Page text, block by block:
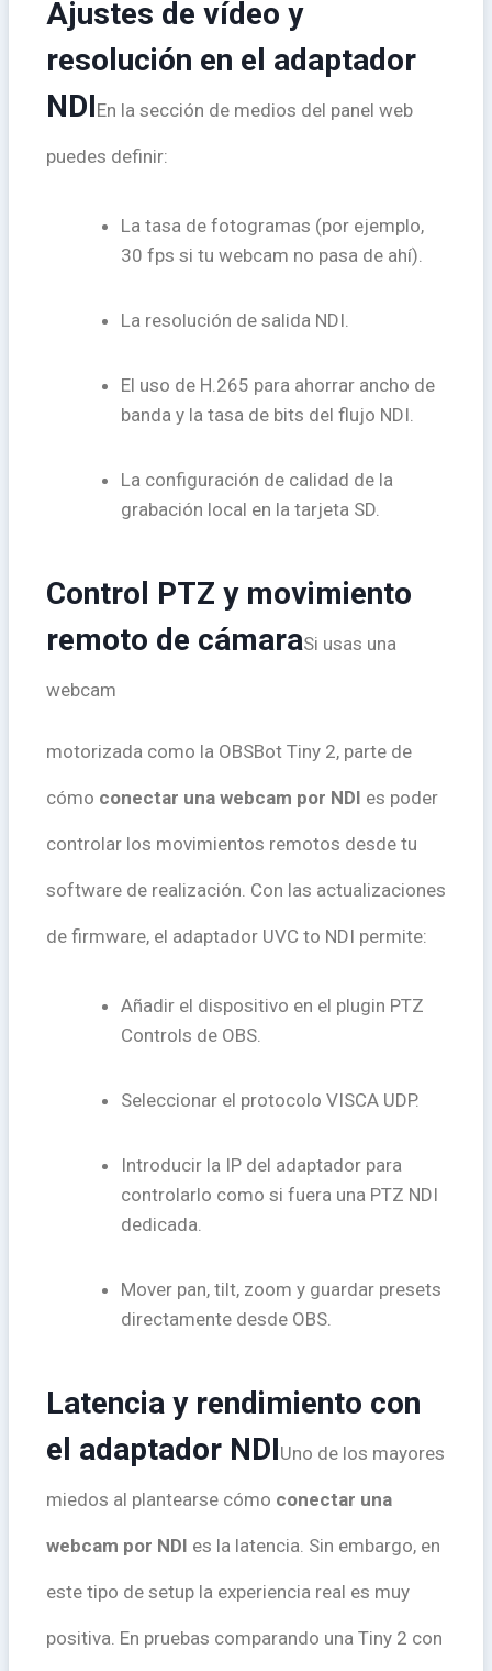
Ajustes de vídeo y
resolución en el adaptador
NDIEn la sección de medios del panel web
puedes definir:
La tasa de fotogramas (por ejemplo,
30 fps si tu webcam no pasa de ahí).
La resolución de salida NDI.
El uso de H.265 para ahorrar ancho de
banda y la tasa de bits del flujo NDI.
La configuración de calidad de la
grabación local en la tarjeta SD.
Control PTZ y movimiento
remoto de cámaraSi usas una
webcam
motorizada como la OBSBot Tiny 2, parte de
cómo conectar una webcam por NDI es poder
controlar los movimientos remotos desde tu
software de realización. Con las actualizaciones
de firmware, el adaptador UVC to NDI permite:
Añadir el dispositivo en el plugin PTZ
Controls de OBS.
Seleccionar el protocolo VISCA UDP.
Introducir la IP del adaptador para
controlarlo como si fuera una PTZ NDI
dedicada.
Mover pan, tilt, zoom y guardar presets
directamente desde OBS.
Latencia y rendimiento con
el adaptador NDIUno de los mayores
miedos al plantearse cómo conectar una
webcam por NDI es la latencia. Sin embargo, en
este tipo de setup la experiencia real es muy
positiva. En pruebas comparando una Tiny 2 con